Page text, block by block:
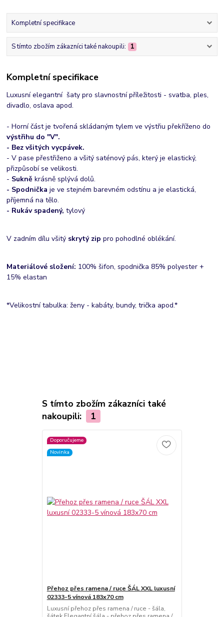
Kompletní specifikace
S tímto zbožím zákazníci také nakoupili: 1
Kompletní specifikace
Luxusní elegantní šaty pro slavnostní příležitosti - svatba, ples,
divadlo, oslava apod.
- Horní část je tvořená skládaným tylem ve výstřiu překříženo do
výstřihu do "V".
- Bez všitých vycpávek.
- V pase přestřiženo a všitý saténový pás, který je elastický,
přizpůsobí se velikosti.
- Sukně krásně splývá dolů.
- Spodnička je ve stejném barevném odstínu a je elastická,
příjemná na tělo.
- Rukáv spadený, tylový
V zadním dílu všitý skrytý zip pro pohodlné oblékání.
Materiálové složení: 100% šifon, spodnička 85% polyester +
15% elastan
*Velikostní tabulka: ženy - kabáty, bundy, trička apod.*
S tímto zbožím zákazníci také
nakoupili:
1
Doporučujeme
Novinka
Přehoz přes ramena / ruce ŠÁL XXL luxusní
02333-5 vínová 183x70 cm
Luxusní přehoz přes ramena / ruce - šála,